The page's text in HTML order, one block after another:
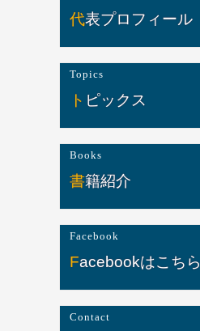
代表プロフィール
Topics
トピックス
Books
書籍紹介
Facebook
Facebookはこちら
Contact